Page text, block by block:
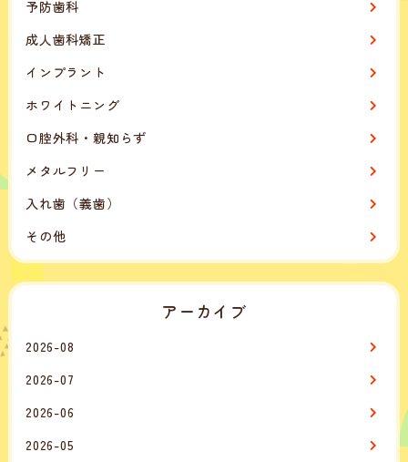
予防歯科
成人歯科矯正
インプラント
ホワイトニング
口腔外科・親知らず
メタルフリー
入れ歯（義歯）
その他
アーカイブ
2026-08
2026-07
2026-06
2026-05